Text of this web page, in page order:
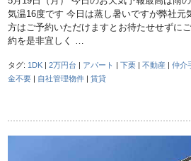
気温16度です 今日は蒸し暑いですが弊社元
方はご予約いただけますとお待たせせずに
約を是非宜しく …
タグ: 1DK |2万円台 | アパート |下栗 |不動産 |仲介
金不要 | 自社管理物件 |賃貸